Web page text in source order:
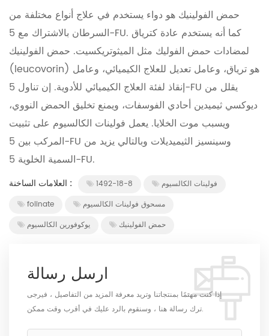
حمض الفولينيك هو دواء يستخدم في علاج أنواع مختلفة من
السرطان بالاشتراك مع 5-FU. كما أنه يستخدم عادة كترياق
لمضادات حمض الفوليك مثل الميثوتريكسيت. حمض الفولينيك
(leucovorin) هو ترياق، وعامل تعديل للعلاج الكيميائي، وعامل
إنقاذ لفئة العلاج الكيميائي للأدوية. إن تناول 5-FU يقلل من
ديوكسي ثيميدين أحادي الفوسفات، ويمنع تخليق الحمض النووي،
ويسبب موت الخلايا. يعمل فولينات الكالسيوم على تثبيت
المركب بين 5-FU وسينسيز الثيميديلات وبالتالي يزيد من
السمية الخلوية 5-FU.
العلامات الساخنة : 1492-18-8
فولينات الكالسيوم
folinate
مسحوق فولينات الكالسيوم
يوكوفورين الكالسيوم
حمض الفولينيك
ارسل رسالة
إذا كنت مهتمًا بمنتجاتنا وتريد معرفة المزيد من التفاصيل ، فيرجى
ترك رسالة هنا ، وسنقوم بالرد عليك في أقرب وقت ممكن.